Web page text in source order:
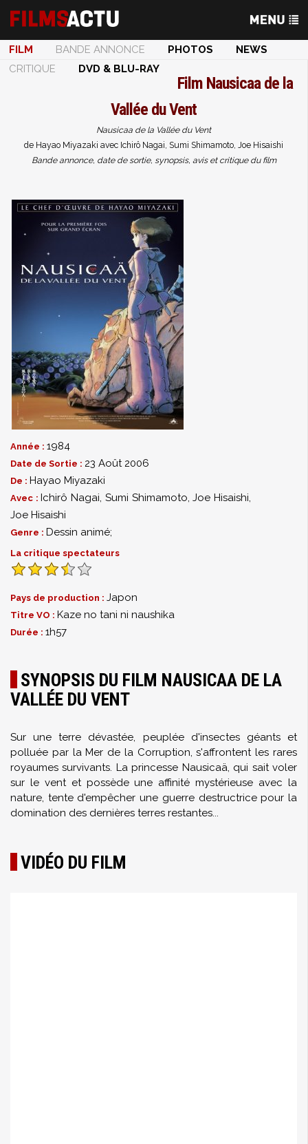
FILM BANDE ANNONCE PHOTOS
NEWS
CRITIQUE
DVD & BLU-RAY
Film Nausicaa de la
Vallée du Vent
Nausicaa de la Vallée du Vent
de Hayao Miyazaki avec Ichirô Nagai, Sumi Shimamoto, Joe Hisaishi
Bande annonce, date de sortie, synopsis, avis et critique du film
Année : 1984
Date de Sortie : 23 Août 2006
De : Hayao Miyazaki
Avec : Ichirô Nagai, Sumi Shimamoto,Joe Hisaishi,
Joe Hisaishi
Genre : Dessin animé;
La critique spectateurs
Pays de production : Japon
Titre VO : Kaze no tani ni naushika
Durée : 1h57
SYNOPSIS DU FILM NAUSICAA DE LA
VALLÉE DU VENT
Sur une terre dévastée, peuplée d'insectes géants et
polluée par la Mer de la Corruption, s'affrontent les rares
royaumes survivants. La princesse Nausicaä, qui sait voler
sur le vent et possède une affinité mystérieuse avec la
nature, tente d'empêcher une guerre destructrice pour la
domination des dernières terres restantes...
VIDÉO DU FILM